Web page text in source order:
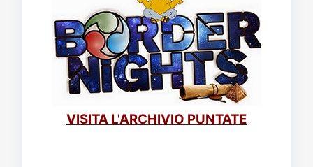
VISITA L'ARCHIVIO PUNTATE